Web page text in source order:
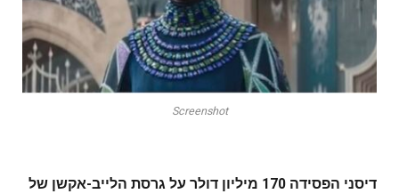
Screenshot
דיסני הפסידה 170 מיליון דולר על גרסת הלייב-אקשן של